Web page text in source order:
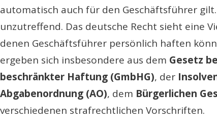
automatisch auch für den Geschäftsführer
unzutreffend. Das deutsche Recht sieht eine
denen Geschäftsführer persönlich haften
ergeben sich insbesondere aus dem Gesetz
beschränkter Haftung (GmbHG), der
Abgabenordnung (AO), dem Bürgerlichen
verschiedenen strafrechtlichen Vorschriften.